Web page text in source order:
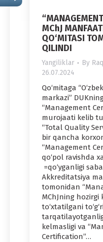
MChJ
QO‘MITASI
QILINDI
Yangiliklar By
26.07.2024
Qo‘mitaga
markazi”
“Management
murojaati kelib
“Total Quality
bir qancha
“Management
qo‘pol ravishda
=qo‘yganligi
Akkreditatsiya
tomonidan
MChJning
to‘xtatilgani
kelmasligi va
Certification”…